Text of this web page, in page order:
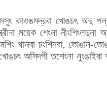
কাওঙমদ্রবা খোঙচৎ অদু
ময়েক শেংনা
থানবা চংশিনবা, তোঙান-
অসিদগী তশেংনা